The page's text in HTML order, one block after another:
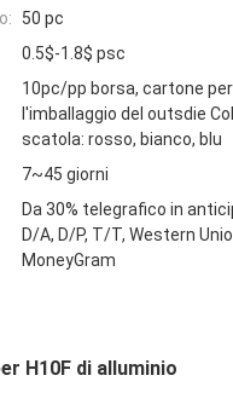
50 pc
0.5$-1.8$ psc
10pc/pp borsa, cartone per
l'imballaggio del outsdie
scatola: rosso, bianco, blu
7~45 giorni
Da 30% telegrafico in
D/A, D/P, T/T, Western
MoneyGram
H10F di alluminio